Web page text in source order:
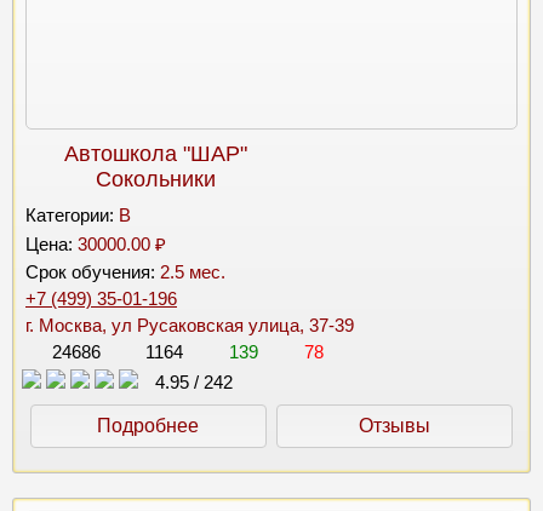
Автошкола "ШАР"
Сокольники
Категории: B
Цена: 30000.00 ₽
Срок обучения: 2.5 мес.
+7 (499) 35-01-196
г. Москва, ул Русаковская улица, 37-39
24686
1164 139
78
4.95 / 242
Подробнее Отзывы